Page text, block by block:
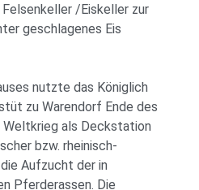
/Eiskeller zur
geschlagenes Eis
nutzte das Königlich
zu Warendorf Ende des
Weltkrieg als Deckstation
bzw. rheinisch-
Aufzucht der in
Pferderassen. Die